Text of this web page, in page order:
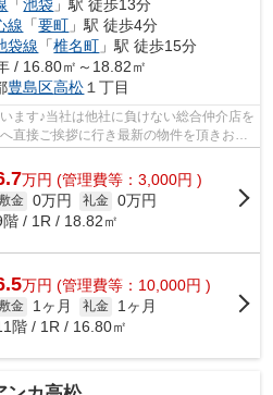
「池袋 」駅 徒歩13分
線 「要町 」駅 徒歩4分
袋線 「椎名町 」駅 徒歩15分
/ 16.80㎡～18.82㎡
豊島区高松 １丁目
ます♪当社は他社に負けない総合仲介店を
直接ご挨拶に行き最新の物件を頂きお客
は...
万円 (管理費等：3,000円 )
金 0万円 礼金 0万円
階 / 1R / 18.82㎡
万円 (管理費等：10,000円 )
金 1ヶ月 礼金
1ヶ月
階 / 1R / 16.80㎡